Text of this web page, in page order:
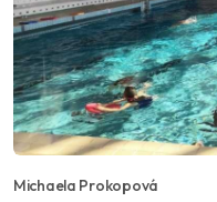
Michaela Prokopová